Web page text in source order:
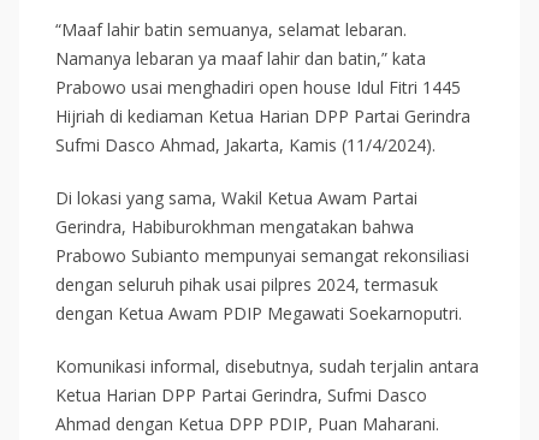
“Maaf lahir batin semuanya, selamat lebaran.
Namanya lebaran ya maaf lahir dan batin,” kata
Prabowo usai menghadiri open house Idul Fitri 1445
Hijriah di kediaman Ketua Harian DPP Partai Gerindra
Sufmi Dasco Ahmad, Jakarta, Kamis (11/4/2024).
Di lokasi yang sama, Wakil Ketua Awam Partai
Gerindra, Habiburokhman mengatakan bahwa
Prabowo Subianto mempunyai semangat rekonsiliasi
dengan seluruh pihak usai pilpres 2024, termasuk
dengan Ketua Awam PDIP Megawati Soekarnoputri.
Komunikasi informal, disebutnya, sudah terjalin antara
Ketua Harian DPP Partai Gerindra, Sufmi Dasco
Ahmad dengan Ketua DPP PDIP, Puan Maharani.